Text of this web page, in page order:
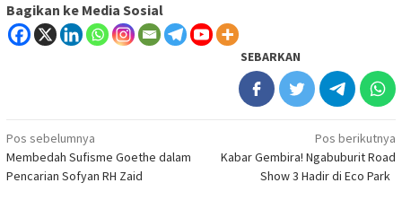
Bagikan ke Media Sosial
SEBARKAN
Navigasi
pos
Pos sebelumnya
Membedah Sufisme Goethe dalam
Pencarian Sofyan RH Zaid
Pos berikutnya
Kabar Gembira! Ngabuburit Road
Show 3 Hadir di Eco Park